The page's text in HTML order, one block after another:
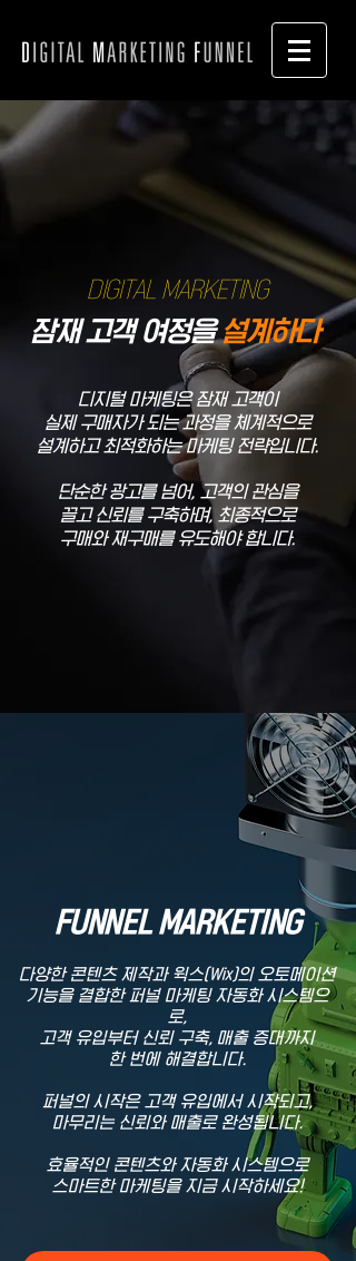
​DIGITAL MARKETING
잠재 고객 여정을설계하다
디지털 마케팅은 잠재 고객이
실제 구매자가 되는 과정을 체계적으로
설계하고 최적화하는 마케팅 전략입니다.
단순한 광고를 넘어, 고객의 관심을
끌고 신뢰를 구축하며, 최종적으로
구매와 재구매를 유도해야 합니다.
FUNNEL MARKETING
다양한 콘텐츠 제작과 윅스(Wix)의 오토메이션
기능을 결합한 퍼널 마케팅 자동화 시스템으
로,
고객 유입부터 신뢰 구축, 매출 증대까지
한 번에 해결합니다.
​퍼널의 시작은 고객 유입에서 시작되고,
마무리는 신뢰와 매출로 완성됩니다.
효율적인 콘텐츠와 자동화 시스템으로
스마트한 마케팅을 지금 시작하세요!